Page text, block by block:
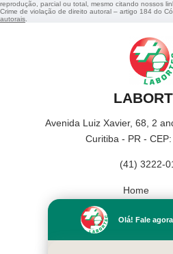
reprodução, parcial ou total, mesmo citando nossos
Crime de violação de direito autoral – artigo 184 do
autorais
Avenida Luiz Xavier, 68, 2
Curitiba - PR -
(41) 3222-
Home
Missão
Olá! Fale